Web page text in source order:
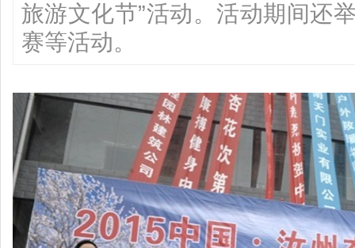
旅游文化节”活动。活动期间还
赛等活动。